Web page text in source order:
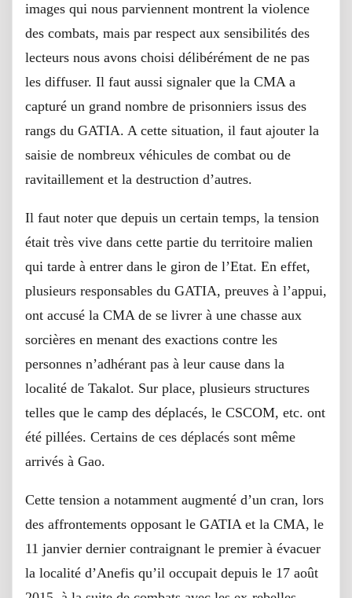
images qui nous parviennent montrent la violence
des combats, mais par respect aux sensibilités des
lecteurs nous avons choisi délibérément de ne pas
les diffuser. Il faut aussi signaler que la CMA a
capturé un grand nombre de prisonniers issus des
rangs du GATIA. A cette situation, il faut ajouter la
saisie de nombreux véhicules de combat ou de
ravitaillement et la destruction d’autres.
Il faut noter que depuis un certain temps, la tension
était très vive dans cette partie du territoire malien
qui tarde à entrer dans le giron de l’Etat. En effet,
plusieurs responsables du GATIA, preuves à l’appui,
ont accusé la CMA de se livrer à une chasse aux
sorcières en menant des exactions contre les
personnes n’adhérant pas à leur cause dans la
localité de Takalot. Sur place, plusieurs structures
telles que le camp des déplacés, le CSCOM, etc. ont
été pillées. Certains de ces déplacés sont même
arrivés à Gao.
Cette tension a notamment augmenté d’un cran, lors
des affrontements opposant le GATIA et la CMA, le
11 janvier dernier contraignant le premier à évacuer
la localité d’Anefis qu’il occupait depuis le 17 août